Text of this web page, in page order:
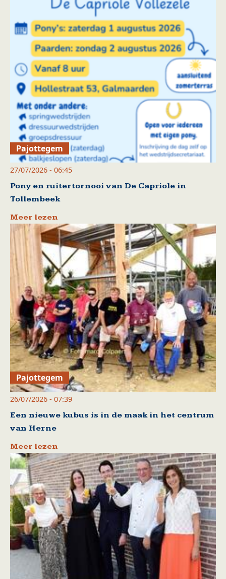
Pajottegem
27/07/2026 - 06:45
Pony en ruitertornooi van De Capriole in
Tollembeek
Meer lezen
Pajottegem
26/07/2026 - 07:39
Een nieuwe kubus is in de maak in het centrum
van Herne
Meer lezen